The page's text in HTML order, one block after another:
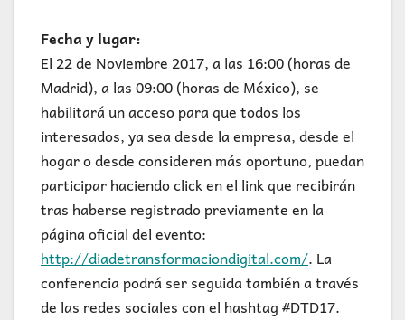
Fecha y lugar:
El 22 de Noviembre 2017, a las 16:00 (horas de
Madrid), a las 09:00 (horas de México), se
habilitará un acceso para que todos los
interesados, ya sea desde la empresa, desde el
hogar o desde consideren más oportuno, puedan
participar haciendo click en el link que recibirán
tras haberse registrado previamente en la
página oficial del evento:
http://diadetransformaciondigital.com/. La
conferencia podrá ser seguida también a través
de las redes sociales con el hashtag #DTD17.